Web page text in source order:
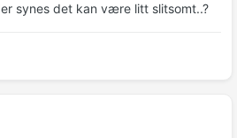
synes det kan være litt slitsomt..?